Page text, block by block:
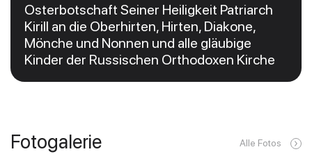
Osterbotschaft Seiner Heiligkeit Patriarch
Kirill an die Oberhirten, Hirten, Diakone,
Mönche und Nonnen und alle gläubige
Kinder der Russischen Orthodoxen Kirche
Fotogalerie Alle Fotos